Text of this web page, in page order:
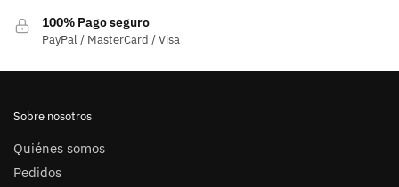
100% Pago seguro
PayPal / MasterCard / Visa
Sobre nosotros
Quiénes somos
Pedidos